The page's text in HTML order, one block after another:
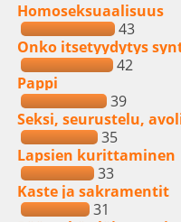
Homoseksuaalisuus
43
Onko itsetyydytys
42
Pappi
39
Seksi, seurustelu,
35
Lapsien kurittaminen
33
Kaste ja sakramentit
31